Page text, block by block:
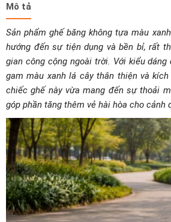
Mô tả
Sản phẩm ghế băng không tựa màu
hướng đến sự tiện dụng và bền bỉ, rất
gian công cộng ngoài trời. Với kiểu
gam màu xanh lá cây thân thiện và
chiếc ghế này vừa mang đến sự thoải
góp phần tăng thêm vẻ hài hòa cho cảnh